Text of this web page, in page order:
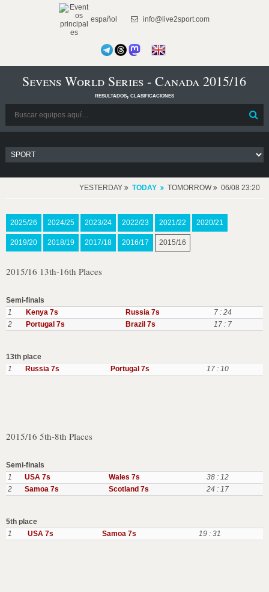
español info@live2sport.com
Sevens World Series - Canada 2015/16
resultados, clasificaciones
YESTERDAY TODAY TOMORROW 06/08 23:20
2025/26 2024/25 2023/24 2022/23 2021/22 2020/21
2019/20 2018/19 2017/18 2016/17 2015/16
2015/16 13th-16th Places
Semi-finals
1
Kenya 7s Russia 7s
7 : 24
2
Portugal 7s Brazil 7s 17 : 7
13th place
1
Russia 7s Portugal 7s 17 : 10
2015/16 5th-8th Places
Semi-finals
1
USA 7s Wales 7s
38 : 12
2
Samoa 7s Scotland 7s 24 : 17
5th place
1
USA 7s Samoa 7s 19 : 31